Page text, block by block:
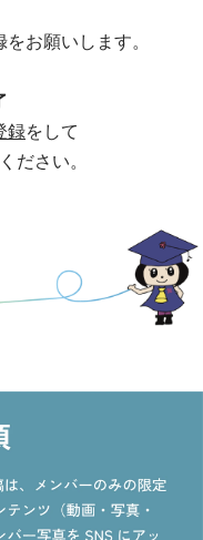
お願いします。
録をして
ださい。